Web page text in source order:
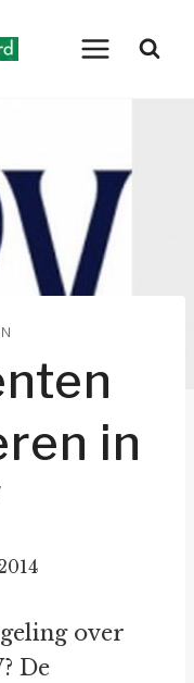
in
over
De